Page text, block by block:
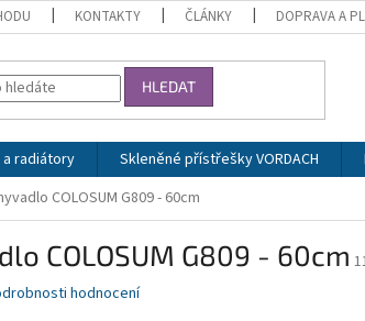
KONTAKTY ČLÁNKY DOPRAVA A
HLEDAT
radiátory Skleněné přístřešky VORDACH
COLOSUM G809 - 60cm
COLOSUM G809 - 60cm
hodnocení